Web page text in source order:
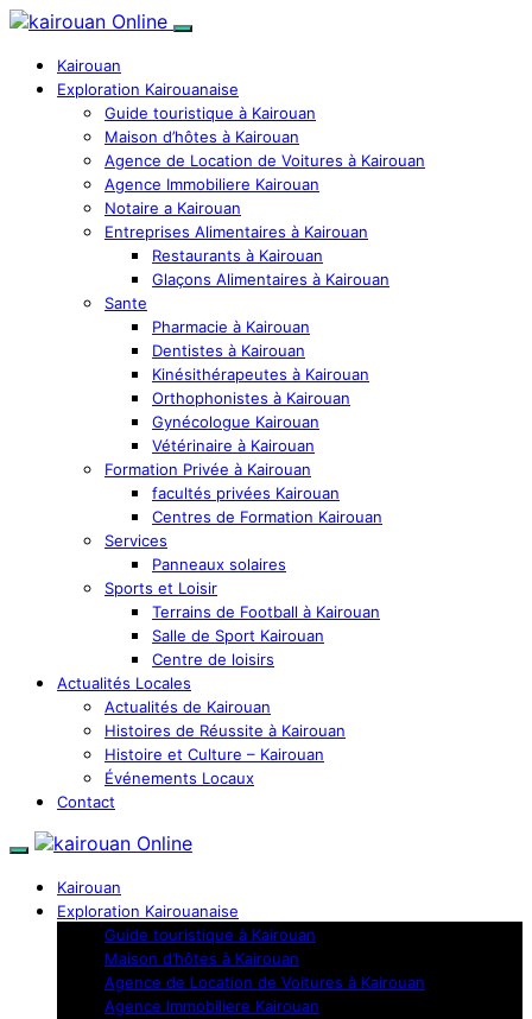
Kairouan
Exploration Kairouanaise
Guide touristique à Kairouan
Maison d’hôtes à Kairouan
Agence de Location de Voitures à Kairouan
Agence Immobiliere Kairouan
Notaire a Kairouan
Entreprises Alimentaires à Kairouan
Restaurants à Kairouan
Glaçons Alimentaires à Kairouan
Sante
Pharmacie à Kairouan
Dentistes à Kairouan
Kinésithérapeutes à Kairouan
Orthophonistes à Kairouan
Gynécologue Kairouan
Vétérinaire à Kairouan
Formation Privée à Kairouan
facultés privées Kairouan
Centres de Formation Kairouan
Services
Panneaux solaires
Sports et Loisir
Terrains de Football à Kairouan
Salle de Sport Kairouan
Centre de loisirs
Actualités Locales
Actualités de Kairouan
Histoires de Réussite à Kairouan
Histoire et Culture – Kairouan
Événements Locaux
Contact
Kairouan
Exploration Kairouanaise
Guide touristique à Kairouan
Maison d’hôtes à Kairouan
Agence de Location de Voitures à Kairouan
Agence Immobiliere Kairouan